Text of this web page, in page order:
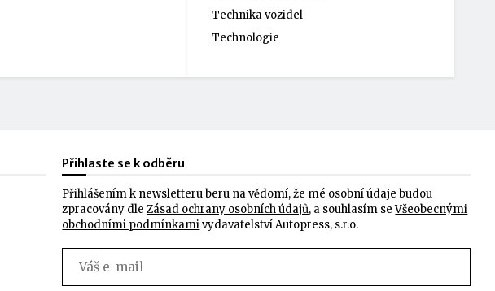
Technika vozidel
Technologie
Přihlaste se k odběru
Přihlášením k newsletteru beru na vědomí, že mé osobní údaje budou
zpracovány dleZásad ochrany osobních údajů, a souhlasím seVšeobecnými
obchodními podmínkamivydavatelství Autopress, s.r.o.